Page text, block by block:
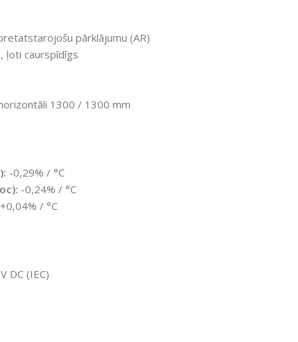
pārklājumu (AR)
ļoti caurspīdīgs
1300 / 1300 mm
-0,29% / °C
-0,24% / °C
+0,04% / °C
DC (IEC)